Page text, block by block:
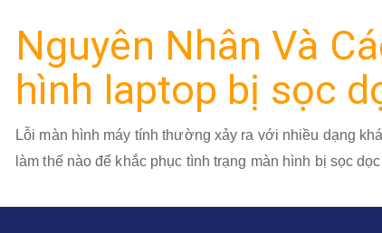
Nguyên Nhân Và
hình laptop bị sọc
Lỗi màn hình máy tính thường xảy ra với nhiều dạng
làm thế nào để khắc phục tình trạng màn hình bị sọc